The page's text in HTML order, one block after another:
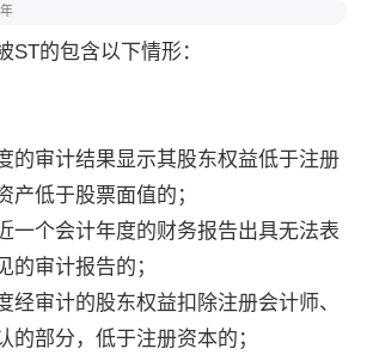
ST的包含以下情形：
的审计结果显示其股东权益低于注册
产低于股票面值的；
一个会计年度的财务报告出具无法表
的审计报告的；
经审计的股东权益扣除注册会计师、
的部分，低于注册资本的；